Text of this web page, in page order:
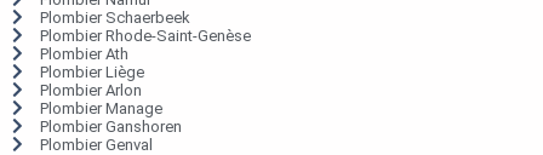
Plombier Schaerbeek
Plombier Rhode-Saint-Genèse
Plombier Ath
Plombier Liège
Plombier Arlon
Plombier Manage
Plombier Ganshoren
Plombier Genval